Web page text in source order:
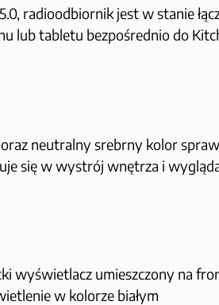
radioodbiornik jest w stanie
lub tabletu bezpośrednio do
neutralny srebrny kolor
się w wystrój wnętrza i
wyświetlacz umieszczony na
w kolorze białym